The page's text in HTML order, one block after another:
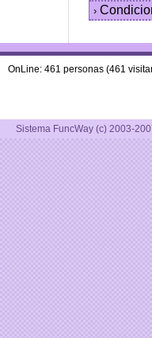
›
OnLine: 461 personas (461
Sistema FuncWay (c) 2003-